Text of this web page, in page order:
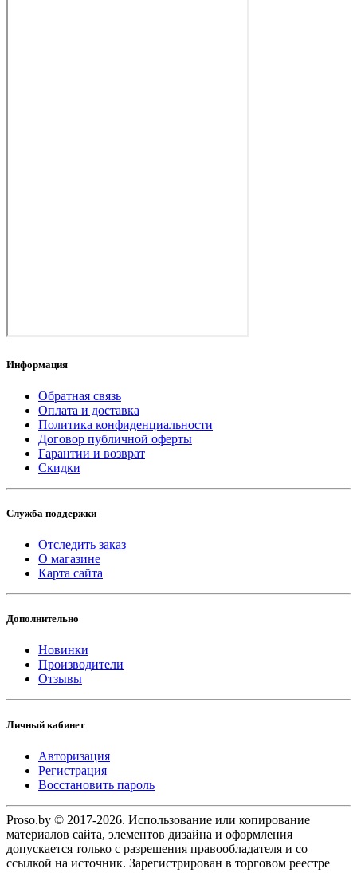
Информация
Обратная связь
Оплата и доставка
Политика конфиденциальности
Договор публичной оферты
Гарантии и возврат
Скидки
Служба поддержки
Отследить заказ
О магазине
Карта сайта
Дополнительно
Новинки
Производители
Отзывы
Личный кабинет
Авторизация
Регистрация
Восстановить пароль
Proso.by © 2017-2026. Использование или копирование
материалов сайта, элементов дизайна и оформления
допускается только с разрешения правообладателя и со
ссылкой на источник. Зарегистрирован в торговом реестре